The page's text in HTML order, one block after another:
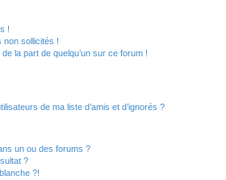
!
sollicités !
la part de quelqu’un sur ce forum !
de ma liste d’amis et d’ignorés ?
un ou des forums ?
?
?!